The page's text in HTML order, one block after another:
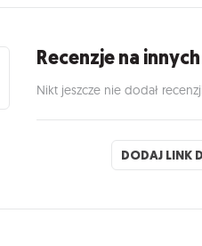
Recenzje na
Nikt jeszcze nie dodał
DODAJ LINK